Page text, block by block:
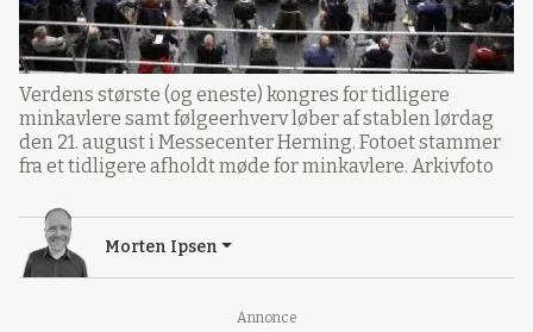
Annonce
Verdens største (og eneste) kongres for tidligere
minkavlere samt følgeerhverv løber af stablen lørdag
den 21. august i Messecenter Herning. Fotoet stammer
fra et tidligere afholdt møde for minkavlere. Arkivfoto
Morten Ipsen